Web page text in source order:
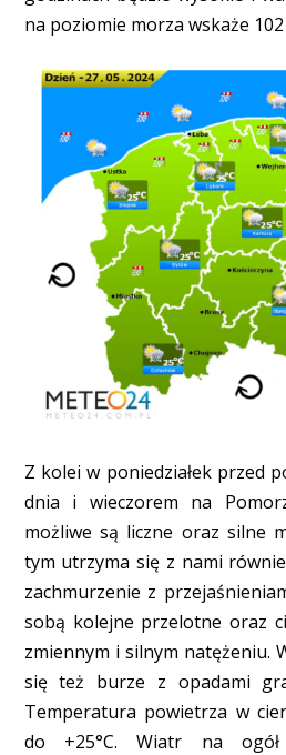
na poziomie morza wskaże
Z kolei w poniedziałek przed
dnia i wieczorem na
możliwe są liczne oraz silne
tym utrzyma się z nami
zachmurzenie z
sobą kolejne przelotne oraz
zmiennym i silnym natężeniu.
się też burze z opadami
Temperatura powietrza w
do +25°C. Wiatr na